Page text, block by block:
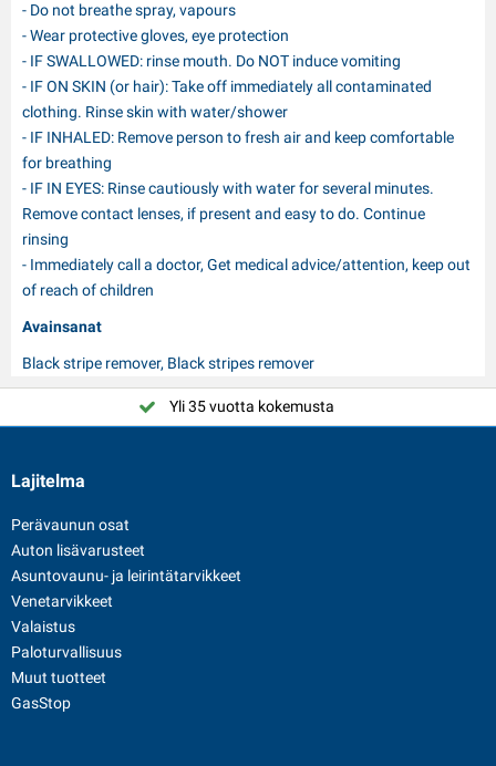
- Do not breathe spray, vapours
- Wear protective gloves, eye protection
- IF SWALLOWED: rinse mouth. Do NOT induce vomiting
- IF ON SKIN (or hair): Take off immediately all contaminated
clothing. Rinse skin with water/shower
- IF INHALED: Remove person to fresh air and keep comfortable
for breathing
- IF IN EYES: Rinse cautiously with water for several minutes.
Remove contact lenses, if present and easy to do. Continue
rinsing
- Immediately call a doctor, Get medical advice/attention, keep out
of reach of children
Avainsanat
Black stripe remover, Black stripes remover
Yli 35 vuotta kokemusta
Lajitelma
Perävaunun osat
Auton lisävarusteet
Asuntovaunu- ja leirintätarvikkeet
Venetarvikkeet
Valaistus
Paloturvallisuus
Muut tuotteet
GasStop